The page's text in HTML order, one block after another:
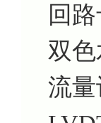
回
双色
流